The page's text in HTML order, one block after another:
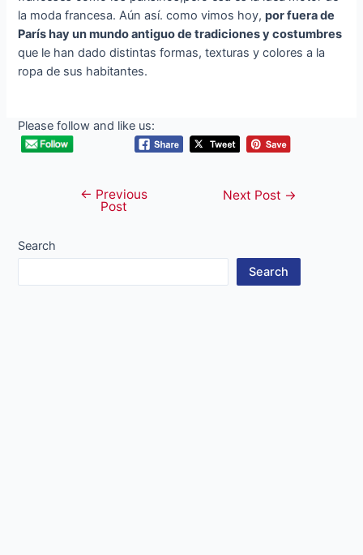
la moda francesa. Aún así. como vimos hoy,por fuera de
París hay un mundo antiguo de tradiciones y costumbres
que le han dado distintas formas, texturas y colores a la
ropa de sus habitantes.
Please follow and like us:
navigation
← Previous
Post
Next Post →
Search
Search